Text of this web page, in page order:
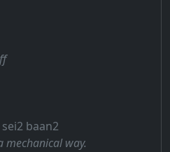
baan2
mechanical way.